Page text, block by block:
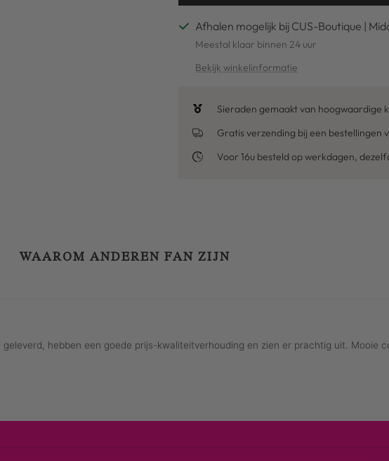
Afhalen mogelijk bij CUS-Boutique |
Meestal klaar binnen 24 uur
Bekijk winkelinformatie
Sieraden gemaakt van hoogwaardige
Gratis verzending bij een bestellingen
Voor 16u besteld op werkdagen,
WAAROM ANDEREN FAN ZIJN